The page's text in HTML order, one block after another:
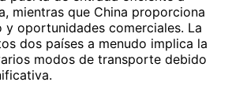
mientras que China proporciona
y oportunidades comerciales. La
dos países a menudo implica la
modos de transporte debido